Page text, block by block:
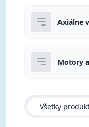
Axiálne
Motory
Všetky